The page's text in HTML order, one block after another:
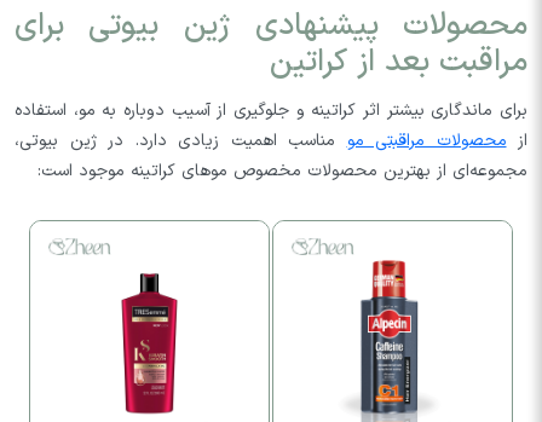
محصولات پیشنهادی ژین بیوتی برای
مراقبت بعد از کراتین
برای ماندگاری بیشتر اثر کراتینه و جلوگیری از آسیب دوباره به مو، استفاده
ازمحصولات مراقبتی مومناسب اهمیت زیادی دارد. در ژین بیوتی،
مجموعه‌ای از بهترین محصولات مخصوص موهای کراتینه موجود است: